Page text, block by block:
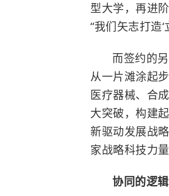
型大学，再进
“我们矢志打造
而签约的
从一片滩涂起
医疗器械、合
大突破，构建
新驱动发展战
家战略科技力
协同的逻